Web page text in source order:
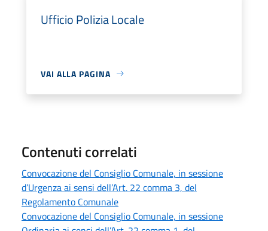
Ufficio Polizia Locale
VAI ALLA PAGINA
Contenuti correlati
Convocazione del Consiglio Comunale, in sessione
d’Urgenza ai sensi dell’Art. 22 comma 3, del
Regolamento Comunale
Convocazione del Consiglio Comunale, in sessione